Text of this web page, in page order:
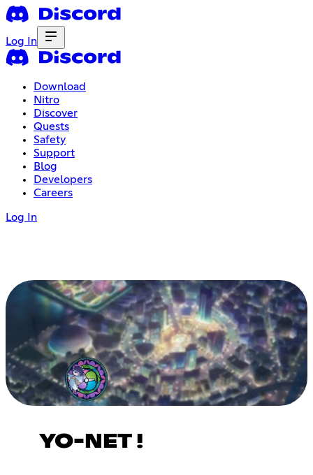
Log In
Download
Nitro
Discover
Quests
Safety
Support
Blog
Developers
Careers
Log In
YO-NET !